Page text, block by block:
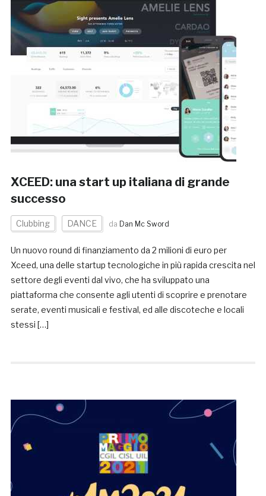
XCEED: una start up italiana di grande
successo
Clubbing DANCE da Dan Mc Sword
Un nuovo round di finanziamento da 2 milioni di euro per
Xceed, una delle startup tecnologiche in più rapida crescita nel
settore degli eventi dal vivo, che ha sviluppato una
piattaforma che consente agli utenti di scoprire e prenotare
serate, eventi musicali e festival, ed alle discoteche e locali
stessi […]